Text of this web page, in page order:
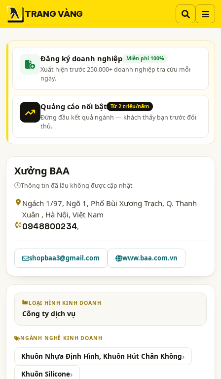
TRANG VÀNG
Đăng ký doanh nghiệp Miễn phí 100%
Xuất hiện trước 250.000+ doanh nghiệp tra cứu mỗi
ngày.
Quảng cáo nổi bật Từ 2 triệu/năm
Đứng đầu kết quả ngành — khách thấy bạn trước đối
thủ.
Xưởng BAA
Thông tin đã lâu không được cập nhật
Ngách 1/97, Ngõ 1, Phố Bùi Xương Trạch, Q. Thanh
Xuân , Hà Nội, Việt Nam
0948800234,
shopbaa3@gmail.com www.baa.com.vn
LOẠI HÌNH KINH DOANH
Công ty dịch vụ
NGÀNH NGHỀ KINH DOANH
Khuôn Nhựa Định Hình, Khuôn Hút Chân Không
Khuôn Silicone